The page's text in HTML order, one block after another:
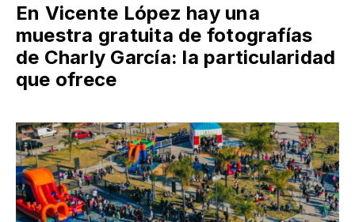
En Vicente López hay una
muestra gratuita de fotografías
de Charly García: la particularidad
que ofrece